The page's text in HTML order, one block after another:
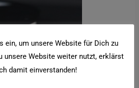
ein, um unsere Website für Dich zu
unsere Website weiter nutzt, erklärst
damit einverstanden!